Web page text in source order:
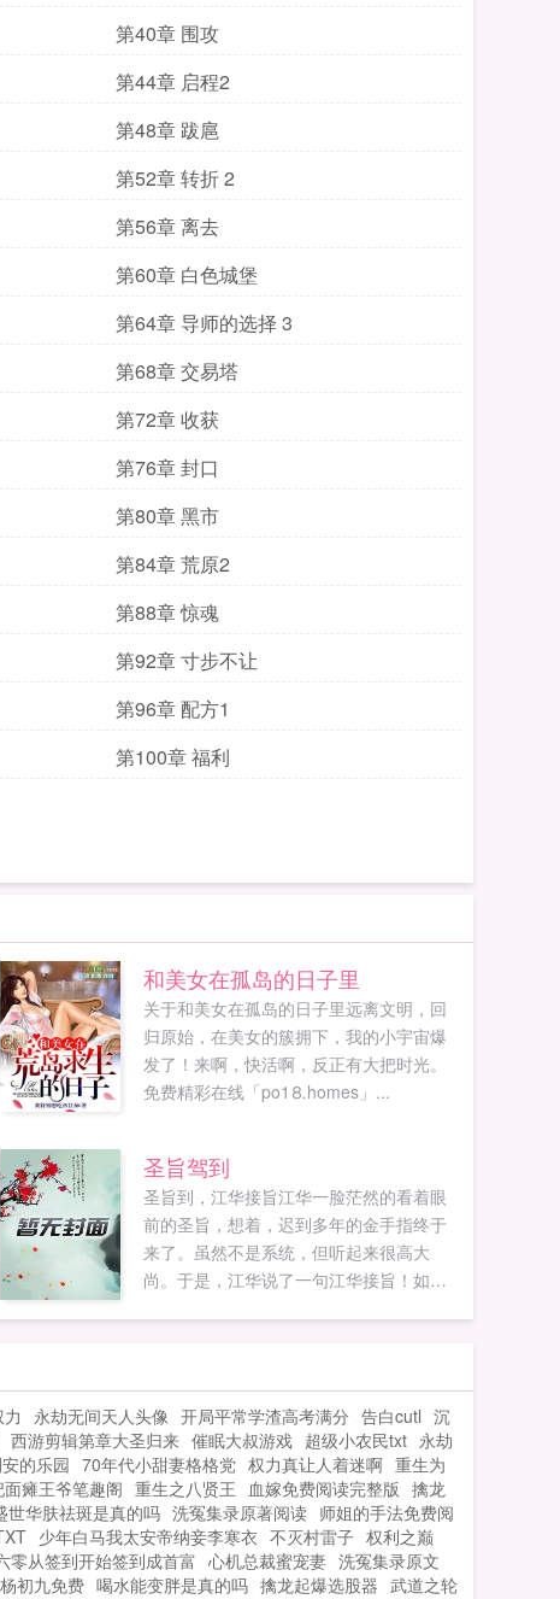
第40章 围攻
第44章 启程2
第48章 跋扈
第52章 转折 2
第56章 离去
第60章 白色城堡
第64章 导师的选择 3
第68章 交易塔
第72章 收获
第76章 封口
第80章 黑市
第84章 荒原2
第88章 惊魂
第92章 寸步不让
第96章 配方1
第100章 福利
和美女在孤岛的日子里
关于和美女在孤岛的日子里远离文明，回
归原始，在美女的簇拥下，我的小宇宙爆
发了！来啊，快活啊，反正有大把时光。
免费精彩在线「po1⒏homes」...
圣旨驾到
圣旨到，江华接旨江华一脸茫然的看着眼
前的圣旨，想着，迟到多年的金手指终于
来了。虽然不是系统，但听起来很高大
尚。于是，江华说了一句江华接旨！如果
永劫无间天人头像 开局平常学渣高考满分 告白cutl 沉
西游剪辑第章大圣归来 催眠大叔游戏 超级小农民txt 永劫
的乐园 70年代小甜妻格格党 权力真让人着迷啊 重生为
瘫王爷笔趣阁 重生之八贤王 血嫁免费阅读完整版 擒龙
世华肤祛斑是真的吗 洗冤集录原著阅读 师姐的手法免费阅
少年白马我太安帝纳妾李寒衣 不灭村雷子 权利之巅
零从签到开始签到成首富 心机总裁蜜宠妻 洗冤集录原文
初九免费 喝水能变胖是真的吗 擒龙起爆选股器 武道之轮